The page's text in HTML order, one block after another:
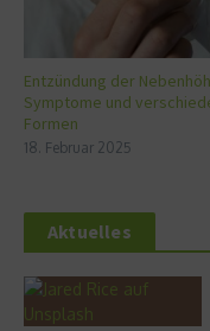
Entzündung der
Symptome und
Formen
18. Februar 2025
Aktuelles